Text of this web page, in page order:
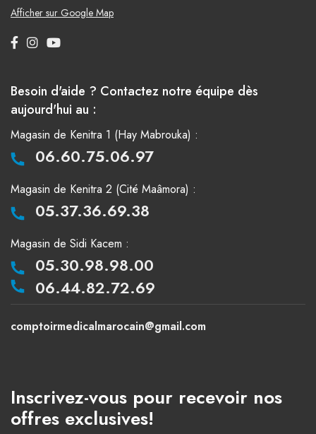
Afficher sur Google Map
Besoin d'aide ? Contactez notre équipe dès
aujourd'hui au :
Magasin de Kenitra 1 (Hay Mabrouka) :
06.60.75.06.97
Magasin de Kenitra 2 (Cité Maâmora) :
05.37.36.69.38
Magasin de Sidi Kacem :
05.30.98.98.00
06.44.82.72.69
comptoirmedicalmarocain@gmail.com
Inscrivez-vous pour recevoir nos
offres exclusives!